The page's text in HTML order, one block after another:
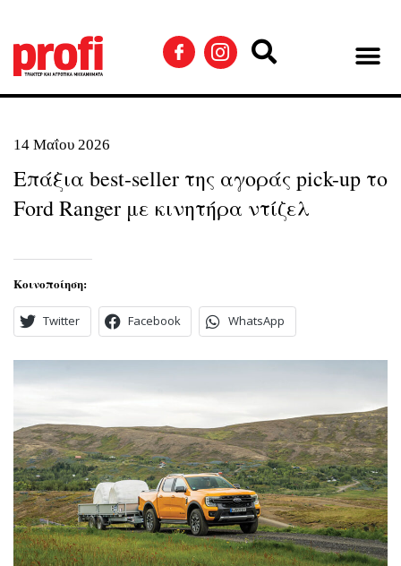
14 Μαΐου 2026
Επάξια best-seller της αγοράς pick-up το
Ford Ranger με κινητήρα ντίζελ
Κοινοποίηση:
Twitter Facebook WhatsApp